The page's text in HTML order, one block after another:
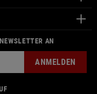
AN
ANMELDEN